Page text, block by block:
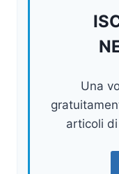
Una
articoli